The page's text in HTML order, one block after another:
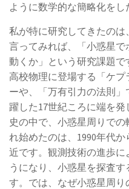
ように数学的な簡略化をし
私が特に研究してきたのは
言ってみれば、「小惑星
動くか」という研究課題で
高校物理に登場する「ケ
ーや、「万有引力の法則
躍した17世紀ころに端を
史の中で、小惑星周りで
れ始めたのは、1990年代
近です。観測技術の進歩
うになり、小惑星を探査
す。では、なぜ小惑星周